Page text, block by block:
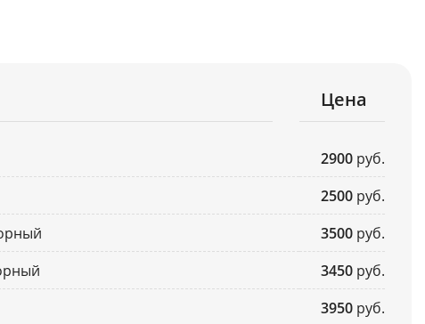
Цена
2900 руб.
2500 руб.
3500 руб.
3450 руб.
3950 руб.